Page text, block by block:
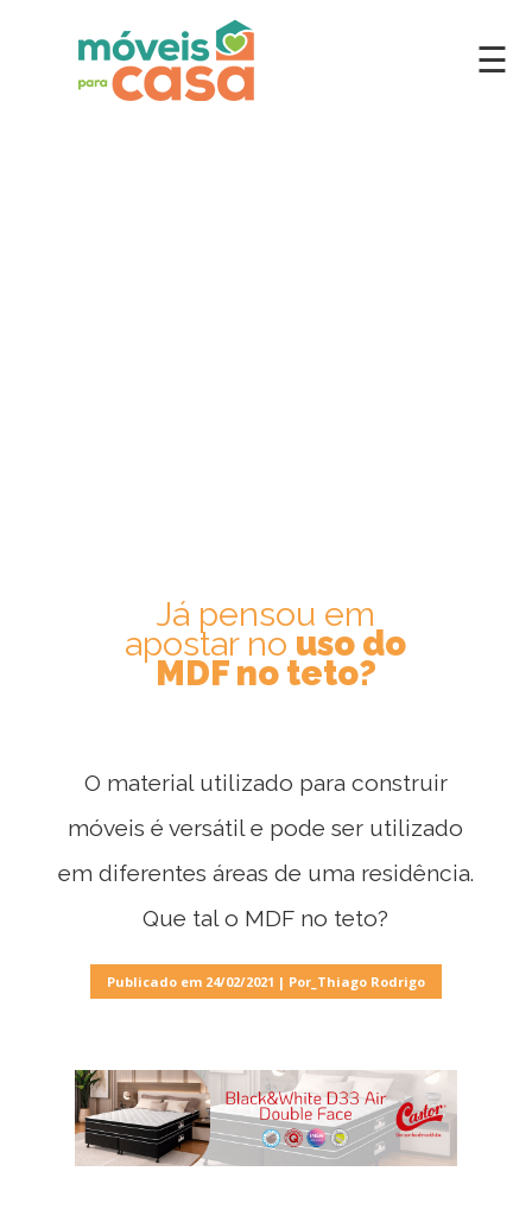
Escritório
Lavanderia
dentro
☰
Já pensou em
apostar no uso do
MDF no teto?
O material utilizado para construir
móveis é versátil e pode ser utilizado
em diferentes áreas de uma residência.
Que tal o MDF no teto?
Publicado em 24/02/2021 | Por_Thiago Rodrigo